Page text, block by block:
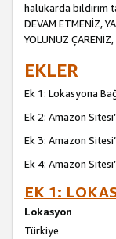
halükarda bildirim
DEVAM ETMENİZ,
YOLUNUZ
EKLER
Ek 1: Lokasyona
Ek 2: Amazon
Ek 3: Amazon
Ek 4: Amazon
EK 1:
Lokasyon
Türkiye